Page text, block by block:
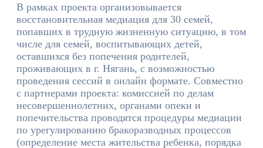
В рамках проекта организовывается
восстановительная медиация для 30 семей,
попавших в трудную жизненную ситуацию, в том
числе для семей, воспитывающих детей,
оставшихся без попечения родителей,
проживающих в г. Нягань, с возможностью
проведения сессий в онлайн формате. Совместно
с партнерами проекта: комиссией по делам
несовершеннолетних, органами опеки и
попечительства проводятся процедуры медиации
по урегулированию бракоразводных процессов
(определение места жительства ребенка, порядка